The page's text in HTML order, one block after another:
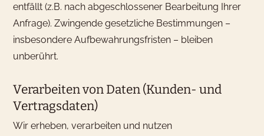
entfällt (z.B. nach abgeschlossener Bearbeitung Ihrer
Anfrage). Zwingende gesetzliche Bestimmungen –
insbesondere Aufbewahrungsfristen – bleiben
unberührt.
Verarbeiten von Daten (Kunden- und
Vertragsdaten)
Wir erheben, verarbeiten und nutzen